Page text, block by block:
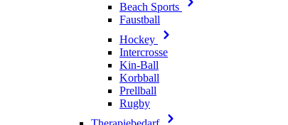
Beach Sports
Faustball
Hockey
Intercrosse
Kin-Ball
Korbball
Prellball
Rugby